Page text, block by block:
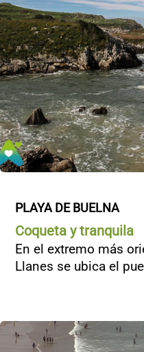
PLAYA DE BUELNA
Coqueta y tranquila
En el extremo más
Llanes se ubica el